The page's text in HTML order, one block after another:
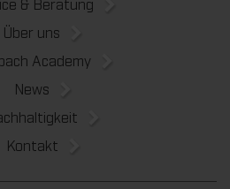
& Beratung
Über uns
Academy
News
Kontakt